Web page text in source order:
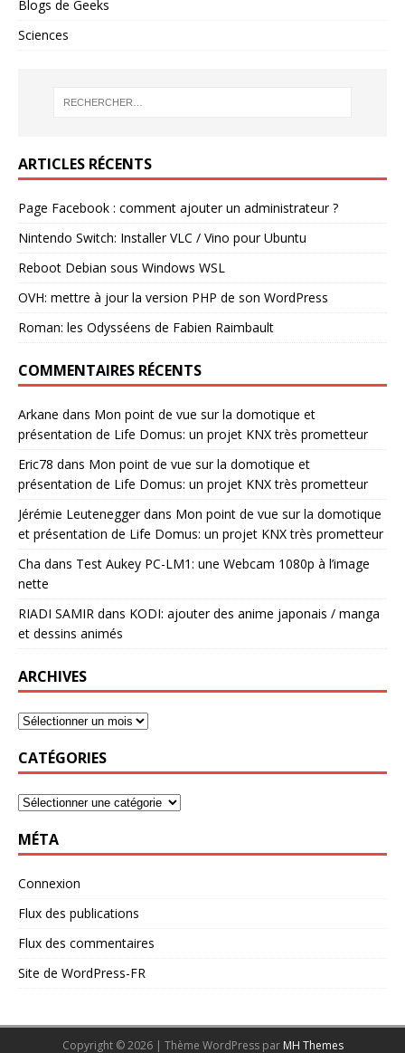
Blogs de Geeks
Sciences
ARTICLES RÉCENTS
Page Facebook : comment ajouter un administrateur ?
Nintendo Switch: Installer VLC / Vino pour Ubuntu
Reboot Debian sous Windows WSL
OVH: mettre à jour la version PHP de son WordPress
Roman: les Odysséens de Fabien Raimbault
COMMENTAIRES RÉCENTS
Arkane dans Mon point de vue sur la domotique et
présentation de Life Domus: un projet KNX très prometteur
Eric78 dans Mon point de vue sur la domotique et
présentation de Life Domus: un projet KNX très prometteur
Jérémie Leuteneggerdans Mon point de vue sur la domotique
et présentation de Life Domus: un projet KNX très prometteur
Cha dans Test Aukey PC-LM1: une Webcam 1080p à l’image
nette
RIADI SAMIR dans KODI: ajouter des anime japonais / manga
et dessins animés
ARCHIVES
CATÉGORIES
MÉTA
Connexion
Flux des publications
Flux des commentaires
Site de WordPress-FR
Copyright © 2026 | Thème WordPress par MH Themes